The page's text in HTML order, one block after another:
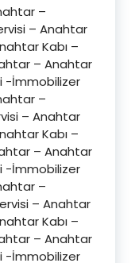
–
– Anahtar
Kabı –
– Anahtar
-İmmobilizer
–
– Anahtar
Kabı –
– Anahtar
-İmmobilizer
–
– Anahtar
Kabı –
– Anahtar
-İmmobilizer